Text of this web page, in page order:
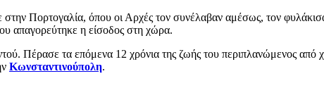
Πορτογαλία, όπου οι Αρχές τον συνέλαβαν αμέσως, τον
απαγορεύτηκε η είσοδος στη χώρα.
Πέρασε τα επόμενα 12 χρόνια της ζωής του περιπλανώμενος
Κωνσταντινούπολη.